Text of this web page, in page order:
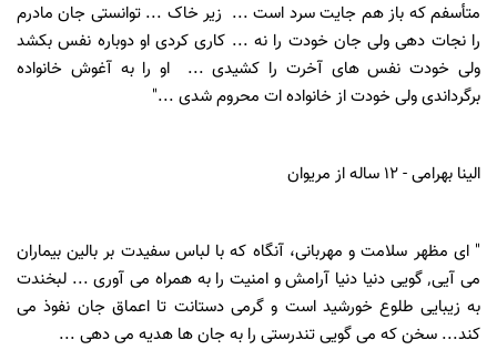
متأسفم که باز هم جایت سرد است ... زیر خاک ... توانستی جان مادرم
را نجات دهی ولی جان خودت را نه ... کاری کردی او دوباره نفس بکشد
ولی خودت نفس های آخرت را کشیدی ... او را به آغوش خانواده
برگرداندی ولی خودت از خانواده ات محروم شدی ..."
الینا بهرامی - 12 ساله از مریوان
" ای مظهر سلامت و مهربانی، آنگاه که با لباس سفیدت بر بالین بیماران
می آیی٬ گویی دنیا دنیا آرامش و امنیت را به همراه می آوری ... لبخندت
به زیبایی طلوع خورشید است و گرمی دستانت تا اعماق جان نفوذ می
کند... سخن که می گویی تندرستی را به جان ها هدیه می دهی ...